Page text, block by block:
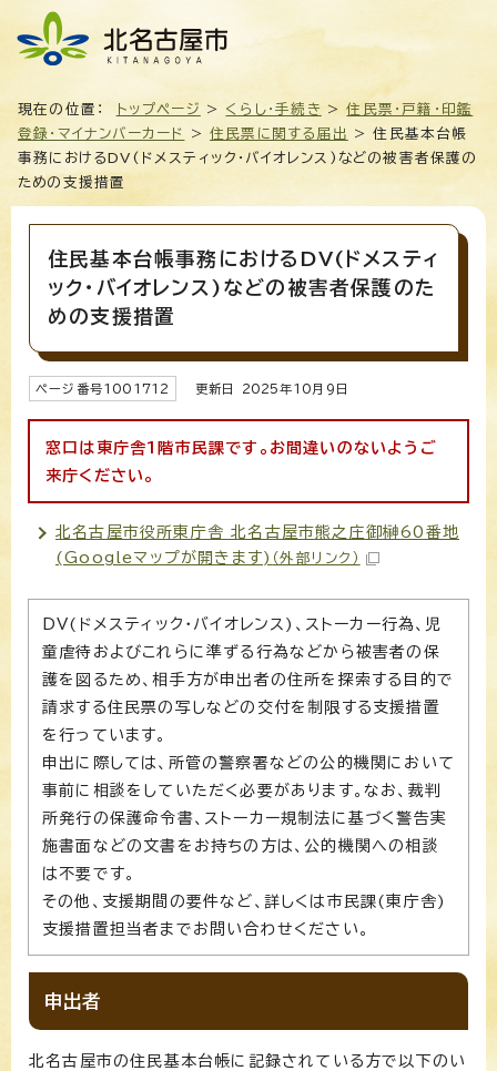
現在の位置： トップページ > くらし・手続き >住民票・戸籍・印鑑
登録・マイナンバーカード
>住民票に関する届出
> 住民基本台帳
事務におけるDV(ドメスティック・バイオレンス)などの被害者保護の
ための支援措置
住民基本台帳事務におけるDV(ドメスティ
ック・バイオレンス)などの被害者保護のた
めの支援措置
ページ番号1001712 更新日 2025年10 月9日
窓口は東庁舎1階市民課です。お間違いのないようご
来庁ください。
北名古屋市役所東庁舎 北名古屋市熊之庄御榊60番地
(Googleマップが開きます) （外部リンク）
DV(ドメスティック・バイオレンス)、ストーカー行為、児
童虐待およびこれらに準ずる行為などから被害者の保
護を図るため、相手方が申出者の住所を探索する目的で
請求する住民票の写しなどの交付を制限する支援措置
を行っています。
申出に際しては、所管の警察署などの公的機関において
事前に相談をしていただく必要があります。なお、裁判
所発行の保護命令書、ストーカー規制法に基づく警告実
施書面などの文書をお持ちの方は、公的機関への相談
は不要です。
その他、支援期間の要件など、詳しくは市民課(東庁舎)
支援措置担当者までお問い合わせください。
申出者
北名古屋市の住民基本台帳に記録されている方で以下のい